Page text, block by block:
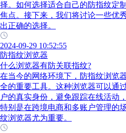
择。如何选择适合自己的防指纹定
焦点。接下来，我们将讨论一些优
出正确的选择。
2024-09-29 10:52:55
防指纹浏览器
什么浏览器有防关联指纹?
在当今的网络环境下，防指纹浏览
全的重要工具。这种浏览器可以通
户的真实身份，避免跟踪在线活动
特别是在跨境电商和多账户管理的
纹浏览器尤为重要。